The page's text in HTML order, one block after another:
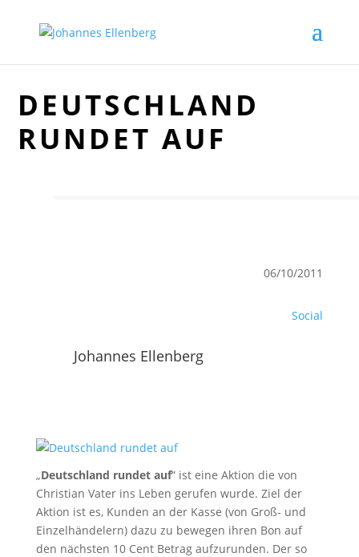
DEUTSCHLAND
RUNDET AUF
06/10/2011
Social
Johannes Ellenberg
„Deutschland rundet auf“ ist eine Aktion die von
Christian Vater ins Leben gerufen wurde. Ziel der
Aktion ist es, Kunden an der Kasse (von Groß- und
Einzelhändelern) dazu zu bewegen ihren Bon auf
den nächsten 10 Cent Betrag aufzurunden. Der so